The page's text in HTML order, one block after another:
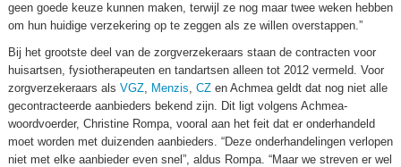
geen goede keuze kunnen maken, terwijl ze nog maar twee weken hebben
om hun huidige verzekering op te zeggen als ze willen overstappen.”
Bij het grootste deel van de zorgverzekeraars staan de contracten voor
huisartsen, fysiotherapeuten en tandartsen alleen tot 2012 vermeld. Voor
zorgverzekeraars als VGZ, Menzis, CZ en Achmea geldt dat nog niet alle
gecontracteerde aanbieders bekend zijn. Dit ligt volgens Achmea-
woordvoerder, Christine Rompa, vooral aan het feit dat er onderhandeld
moet worden met duizenden aanbieders. “Deze onderhandelingen verlopen
niet met elke aanbieder even snel”, aldus Rompa. “Maar we streven er wel